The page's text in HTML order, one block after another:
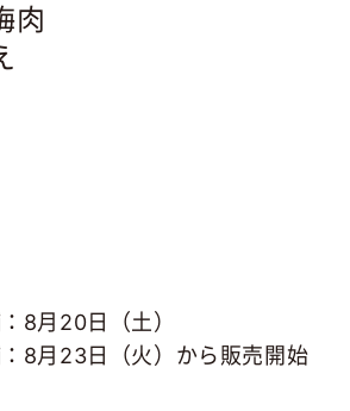
肉
8月20日（土）
8月23日（火）から販売開始